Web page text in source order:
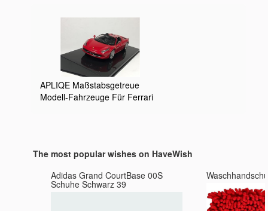
APLIQE Maßstabsgetreue
Modell-Fahrzeuge Für Ferrari
Geschenkauswahl (Farbe :
The most popular wishes on HaveWish
Adidas Grand CourtBase 00S
Schuhe Schwarz 39